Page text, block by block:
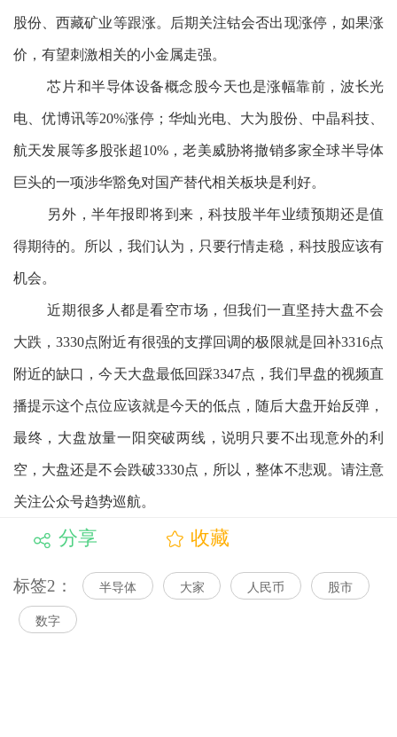
股份、西藏矿业等跟涨。后期关注钴会否出现涨停，如果涨
价，有望刺激相关的小金属走强。
芯片和半导体设备概念股今天也是涨幅靠前，波长光
电、优博讯等20%涨停；华灿光电、大为股份、中晶科技、
航天发展等多股张超10%，老美威胁将撤销多家全球半导体
巨头的一项涉华豁免对国产替代相关板块是利好。
另外，半年报即将到来，科技股半年业绩预期还是值
得期待的。所以，我们认为，只要行情走稳，科技股应该有
机会。
近期很多人都是看空市场，但我们一直坚持大盘不会
大跌，3330点附近有很强的支撑回调的极限就是回补3316点
附近的缺口，今天大盘最低回踩3347点，我们早盘的视频直
播提示这个点位应该就是今天的低点，随后大盘开始反弹，
最终，大盘放量一阳突破两线，说明只要不出现意外的利
空，大盘还是不会跌破3330点，所以，整体不悲观。请注意
关注公众号趋势巡航。
分享 收藏
标签2： 半导体 大家 人民币 股市
数字